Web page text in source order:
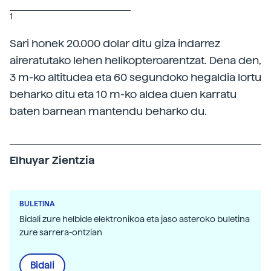
1
Sari honek 20.000 dolar ditu giza indarrez
aireratutako lehen helikopteroarentzat. Dena den,
3 m-ko altitudea eta 60 segundoko hegaldia lortu
beharko ditu eta 10 m-ko aldea duen karratu
baten barnean mantendu beharko du.
Elhuyar Zientzia
BULETINA
Bidali zure helbide elektronikoa eta jaso asteroko buletina
zure sarrera-ontzian
Bidali